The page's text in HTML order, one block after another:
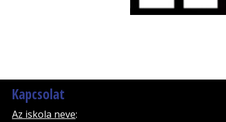
Kapcsolat
Az iskola neve: